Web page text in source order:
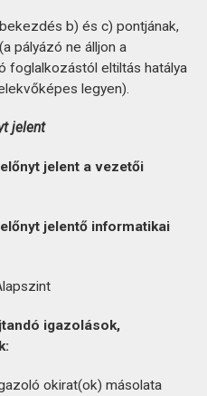
b) és c) pontjának,
pályázó ne álljon a
foglalkozástól eltiltás hatálya
legyen).
jelent
jelent a vezetői
jelentő informatikai
igazolások,
okirat(ok) másolata